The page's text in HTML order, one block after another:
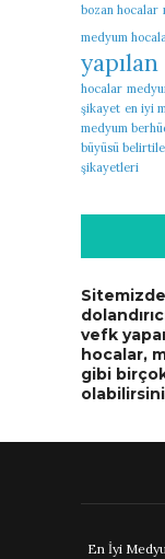
bozan hocalar
medyum
hocalar
şikayet en iyi
medyum
büyüsü
şikayetleri
vefk
hocalar,
gibi
En İyi